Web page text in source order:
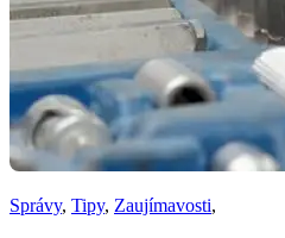
Správy, Tipy, Zaujímavosti,